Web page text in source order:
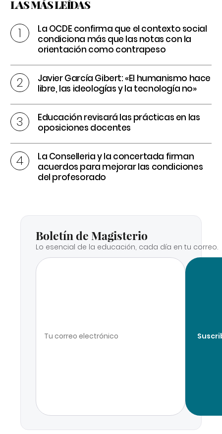
LAS MÁS LEÍDAS
La OCDE confirma que el contexto social
condiciona más que las notas con la
orientación como contrapeso
Javier García Gibert: «El humanismo hace
libre, las ideologías y la tecnología no»
Educación revisará las prácticas en las
oposiciones docentes
La Conselleria y la concertada firman
acuerdos para mejorar las condiciones
del profesorado
Boletín de Magisterio
Lo esencial de la educación, cada día en tu correo.